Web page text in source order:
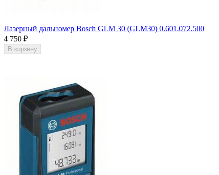
Лазерный дальномер Bosch GLM 30 (GLM30) 0.601.072.500
4 750 ₽
В корзину